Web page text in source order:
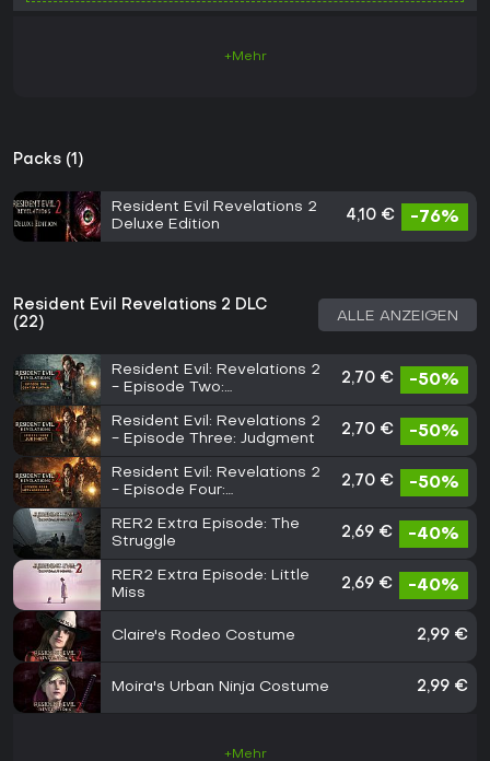
+Mehr
Packs (1)
Resident Evil Revelations 2
Deluxe Edition
4,10 € -76%
Resident Evil Revelations 2 DLC
(22)
ALLE ANZEIGEN
Resident Evil: Revelations 2
- Episode Two:
2,70 € -50%
Resident Evil: Revelations 2
- Episode Three: Judgment
2,70 € -50%
Resident Evil: Revelations 2
- Episode Four:
2,70 € -50%
RER2 Extra Episode: The
Struggle
2,69 € -40%
RER2 Extra Episode: Little
Miss
2,69 € -40%
Claire's Rodeo Costume 2,99 €
Moira's Urban Ninja Costume 2,99 €
+Mehr